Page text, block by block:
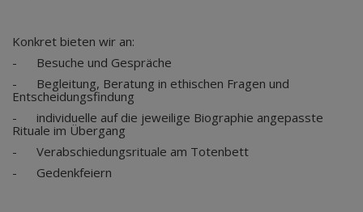
Konkret bieten wir an:
- Besuche und Gespräche
- Begleitung, Beratung in ethischen Fragen und
Entscheidungsfindung
- individuelle auf die jeweilige Biographie angepasste
Rituale im Übergang
- Verabschiedungsrituale am Totenbett
- Gedenkfeiern